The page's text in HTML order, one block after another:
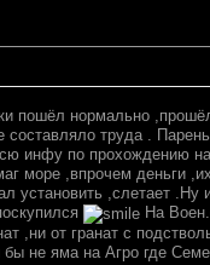
пошёл нормально
труда .
инфу по прохождению
море ,впрочем деньги
установить ,слетает .Ну
На
,ни от гранат с
не яма на Агро где